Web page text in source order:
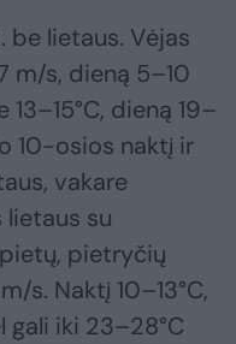
be lietaus. Vėjas
m/s, dieną 5–10
dieną 19–
10-osios naktį ir
vakare
lietaus su
pietryčių
s. Naktį 10–13°C,
gali iki 23–28°C